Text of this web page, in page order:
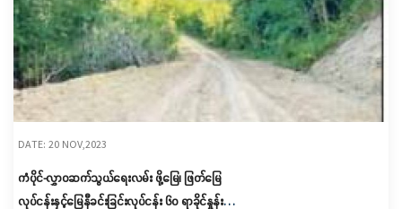
DATE: 20 NOV,2023
ကံပိုင်-လွှာဝဆက်သွယ်ရေးလမ်း ဖို့မြေ၊ ဖြတ်မြေ
လုပ်ငန်းနှင့်မြေနီခင်းခြင်းလုပ်ငန်း ၆၀ ရာခိုင်နှုန်း